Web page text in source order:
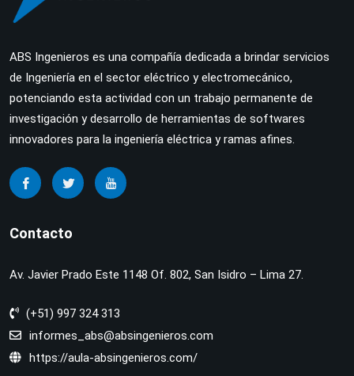
ABS Ingenieros es una compañía dedicada a brindar servicios
de Ingeniería en el sector eléctrico y electromecánico,
potenciando esta actividad con un trabajo permanente de
investigación y desarrollo de herramientas de softwares
innovadores para la ingeniería eléctrica y ramas afines.
Contacto
Av. Javier Prado Este 1148 Of. 802, San Isidro – Lima 27.
(+51) 997 324 313
informes_abs@absingenieros.com
https://aula-absingenieros.com/